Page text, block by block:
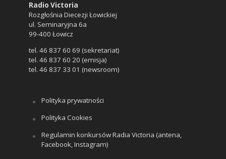
Radio Victoria
Rozgłośnia Diecezji Łowickiej
ul. Seminaryjna 6a
99-400 Łowicz
tel. 46 837 60 69 (sekretariat)
tel. 46 837 60 20 (emisja)
tel. 46 837 33 01 (newsroom)
Polityka prywatności
Polityka Cookies
Regulamin konkursów Radia Victoria (antena,
Facebook, Instagram)